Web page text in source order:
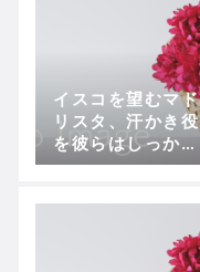
イスコを望むマド
リスタ、汗かき役
を彼らはしっかり
と見ている